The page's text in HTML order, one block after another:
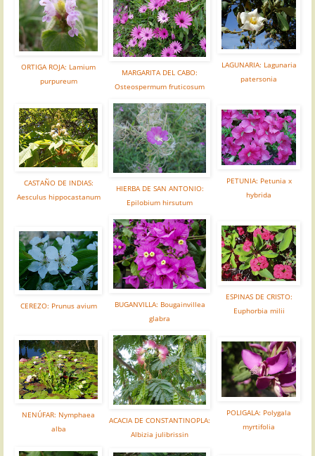
ORTIGA ROJA: Lamium
purpureum
MARGARITA DEL CABO:
Osteospermum fruticosum
LAGUNARIA: Lagunaria
patersonia
CASTAÑO DE INDIAS:
Aesculus hippocastanum
HIERBA DE SAN ANTONIO:
Epilobium hirsutum
PETUNIA: Petunia x
hybrida
CEREZO: Prunus avium
BUGANVILLA: Bougainvillea
glabra
ESPINAS DE CRISTO:
Euphorbia milii
NENÚFAR: Nymphaea
alba
ACACIA DE CONSTANTINOPLA:
Albizia julibrissin
POLIGALA: Polygala
myrtifolia